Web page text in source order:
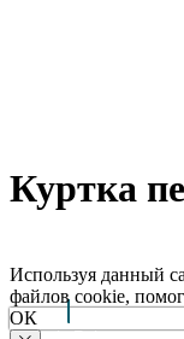
Куртка
Используя данный
файлов cookie,
ОК